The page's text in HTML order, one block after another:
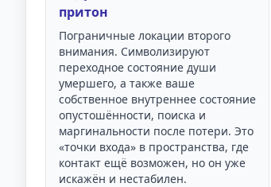
притон
Пограничные локации второго
внимания. Символизируют
переходное состояние души
умершего, а также ваше
собственное внутреннее состояние
опустошённости, поиска и
маргинальности после потери. Это
«точки входа» в пространства, где
контакт ещё возможен, но он уже
искажён и нестабилен.